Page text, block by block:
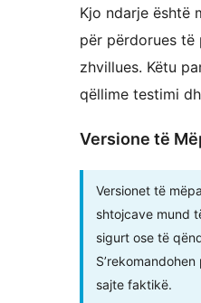
Kjo ndarje është
për përdorues të
zhvillues. Këtu
qëllime testimi
Versione të
Versionet të
shtojcave mund
sigurt ose të
sajte faktikë.